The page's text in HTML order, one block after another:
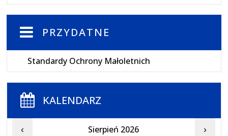
PRZYDATNE
Standardy Ochrony Małoletnich
KALENDARZ
‹ Sierpień 2026 ›